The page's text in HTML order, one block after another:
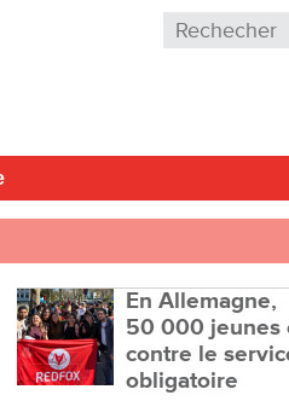
Formulaire
Rechercher
En Allemagne,
50 000 jeunes
contre le
obligatoire